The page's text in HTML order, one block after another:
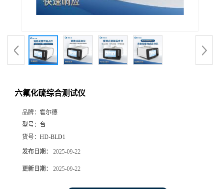
六氟化硫综合测试仪
品牌： 霍尔德
型号： 台
货号： HD-BLD1
发布日期： 2025-09-22
更新日期： 2025-09-22